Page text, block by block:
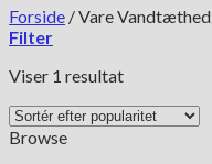
Forside /Vare Vandtæthed
Filter
Viser 1 resultat
Browse